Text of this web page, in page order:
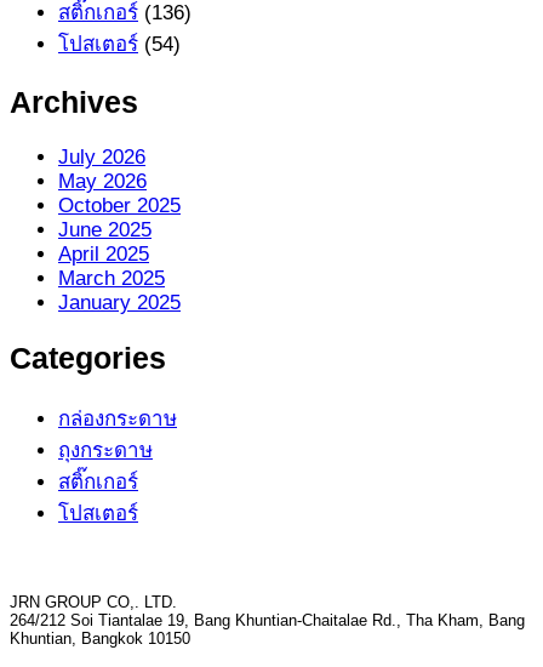
สติ๊กเกอร์ (136)
โปสเตอร์ (54)
Archives
July 2026
May 2026
October 2025
June 2025
April 2025
March 2025
January 2025
Categories
กล่องกระดาษ
ถุงกระดาษ
สติ๊กเกอร์
โปสเตอร์
JRN GROUP CO,. LTD.
264/212 Soi Tiantalae 19, Bang Khuntian-Chaitalae Rd., Tha Kham, Bang
Khuntian, Bangkok 10150